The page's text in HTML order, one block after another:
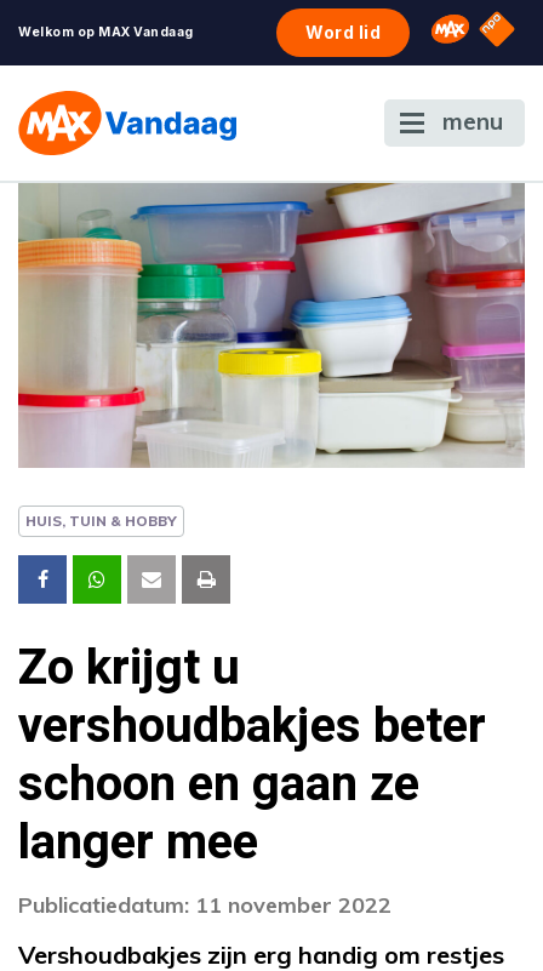
Welkom op MAX Vandaag Word lid Omroep
NPO
menu
HUIS, TUIN & HOBBY
Zo krijgt u
vershoudbakjes beter
schoon en gaan ze
langer mee
Publicatiedatum: 11 november 2022
Vershoudbakjes zijn erg handig om restjes